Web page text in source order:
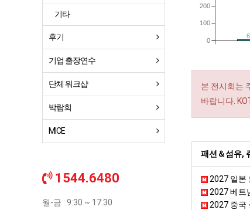
6
0
100
200
본 전시회는
바랍니다.
패션＆섬유,
2027 일본
2027 베트
2027 중국
기타
후기
기업 출장연수
단체 워크샵
박람회
MICE
1544.6480
월-금 : 9:30 ~ 17:30